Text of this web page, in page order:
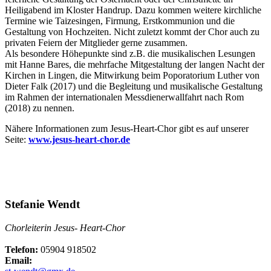
Heiligabend im Kloster Handrup. Dazu kommen weitere kirchliche
Termine wie Taizesingen, Firmung, Erstkommunion und die
Gestaltung von Hochzeiten. Nicht zuletzt kommt der Chor auch zu
privaten Feiern der Mitglieder gerne zusammen.
Als besondere Höhepunkte sind z.B. die musikalischen Lesungen
mit Hanne Bares, die mehrfache Mitgestaltung der langen Nacht der
Kirchen in Lingen, die Mitwirkung beim Poporatorium Luther von
Dieter Falk (2017) und die Begleitung und musikalische Gestaltung
im Rahmen der internationalen Messdienerwallfahrt nach Rom
(2018) zu nennen.
Nähere Informationen zum Jesus-Heart-Chor gibt es auf unserer
Seite: www.jesus-heart-chor.de
Stefanie Wendt
Chorleiterin Jesus- Heart-Chor
Telefon: 05904 918502
Email: